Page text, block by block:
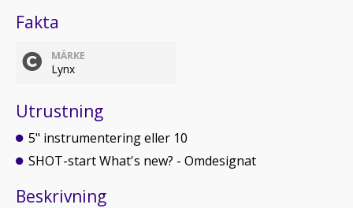
Fakta
MÄRKE
Lynx
Utrustning
5" instrumentering eller 10
SHOT-start What's new? - Omdesignat
Beskrivning